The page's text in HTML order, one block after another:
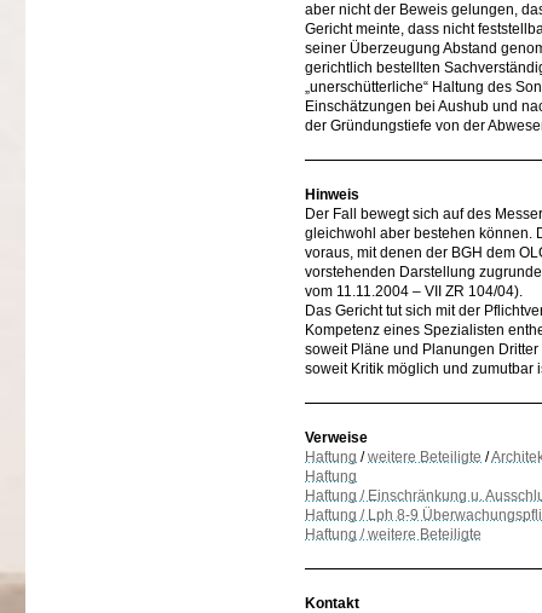
aber nicht der Beweis gelungen,
Gericht meinte, dass nicht
seiner Überzeugung Abstand
gerichtlich bestellten
„unerschütterliche“ Haltung des
Einschätzungen bei Aushub und
der Gründungstiefe von der
Hinweis
Der Fall bewegt sich auf des
gleichwohl aber bestehen können.
voraus, mit denen der BGH dem
vorstehenden Darstellung
vom 11.11.2004 – VII ZR 104/04).
Das Gericht tut sich mit der
Kompetenz eines Spezialisten
soweit Pläne und Planungen
soweit Kritik möglich und zumutbar
Verweise
Haftung /weitere Beteiligte /
Haftung
Haftung / Einschränkung u.
Haftung / Lph 8-9
Haftung / weitere Beteiligte
Kontakt